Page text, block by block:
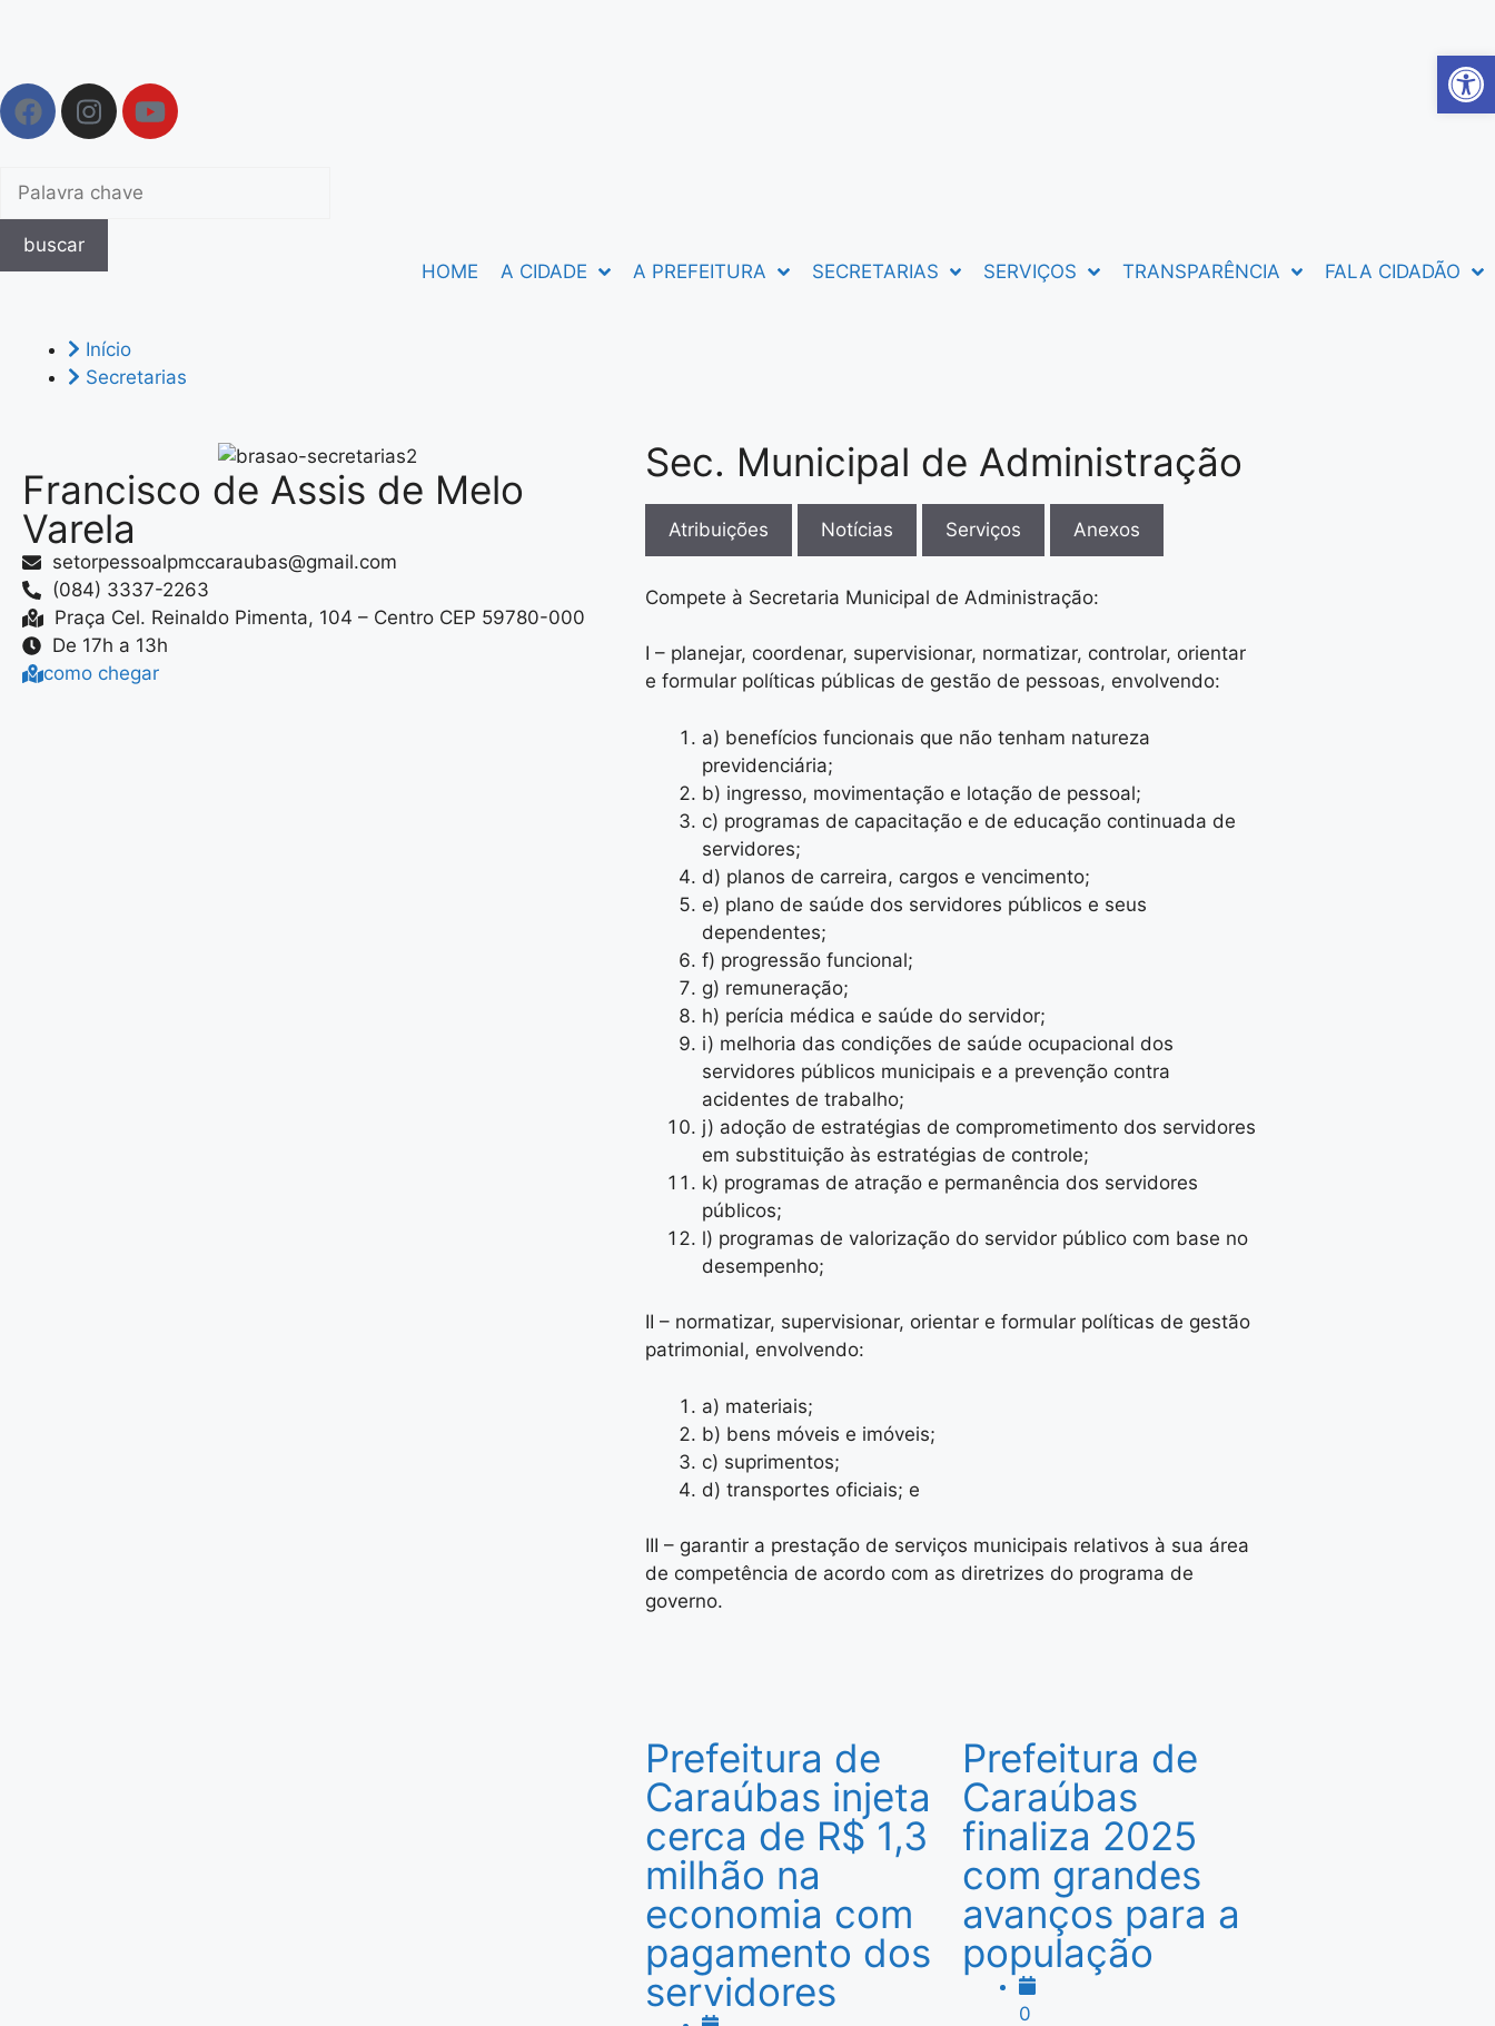
buscar
HOME
A CIDADE A PREFEITURA SECRETARIAS SERVIÇOS TRANSPARÊNCIA FALA CIDADÃO
Início
Secretarias
Francisco de Assis de Melo
Varela
setorpessoalpmccaraubas@gmail.com
(084) 3337-2263
Praça Cel. Reinaldo Pimenta, 104 – Centro CEP 59780-000
De 17h a 13h
como chegar
Sec. Municipal de Administração
Atribuições Notícias Serviços Anexos
Compete à Secretaria Municipal de Administração:
I – planejar, coordenar, supervisionar, normatizar, controlar, orientar
e formular políticas públicas de gestão de pessoas, envolvendo:
a) benefícios funcionais que não tenham natureza
previdenciária;
b) ingresso, movimentação e lotação de pessoal;
c) programas de capacitação e de educação continuada de
servidores;
d) planos de carreira, cargos e vencimento;
e) plano de saúde dos servidores públicos e seus
dependentes;
f) progressão funcional;
g) remuneração;
h) perícia médica e saúde do servidor;
i) melhoria das condições de saúde ocupacional dos
servidores públicos municipais e a prevenção contra
acidentes de trabalho;
j) adoção de estratégias de comprometimento dos servidores
em substituição às estratégias de controle;
k) programas de atração e permanência dos servidores
públicos;
l) programas de valorização do servidor público com base no
desempenho;
II – normatizar, supervisionar, orientar e formular políticas de gestão
patrimonial, envolvendo:
a) materiais;
b) bens móveis e imóveis;
c) suprimentos;
d) transportes oficiais; e
III – garantir a prestação de serviços municipais relativos à sua área
de competência de acordo com as diretrizes do programa de
governo.
Prefeitura de
Caraúbas injeta
cerca de R$ 1,3
milhão na
economia com
pagamento dos
servidores
Prefeitura de
Caraúbas
finaliza 2025
com grandes
avanços para a
população
0
Abrir